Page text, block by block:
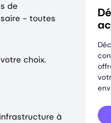
de
- toutes
choix.
à